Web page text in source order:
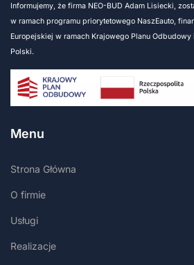
Informujemy, że firma NEO-BUD Adam Lisiecki,
w ramach programu priorytetowego NaszEauto,
Europejskiej w ramach Krajowego Planu
Polski.
Menu
Strona Główna
O firmie
Usługi
Realizacje